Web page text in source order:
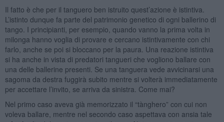
Il fatto è che per il tanguero ben istruito quest’azione è istintiva.
L’istinto dunque fa parte del patrimonio genetico di ogni ballerino di
tango. I principianti, per esempio, quando vanno la prima volta in
milonga hanno voglia di provare e cercano istintivamente con chi
farlo, anche se poi si bloccano per la paura. Una reazione istintiva
si ha anche in vista di predatori tangueri che vogliono ballare con
una delle ballerine presenti. Se una tanguera vede avvicinarsi una
sagoma da destra fuggirà subito mentre si volterà immediatamente
per accettare l’invito, se arriva da sinistra. Come mai?
Nel primo caso aveva già memorizzato il “tànghero” con cui non
voleva ballare, mentre nel secondo caso aspettava con ansia tale